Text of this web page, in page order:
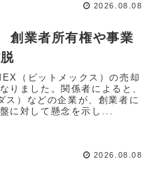
2026.08.08
業者所有権や事業
（ビットメックス）の売却
りました。関係者によると、
）などの企業が、創業者に
に対して懸念を示し...
2026.08.08